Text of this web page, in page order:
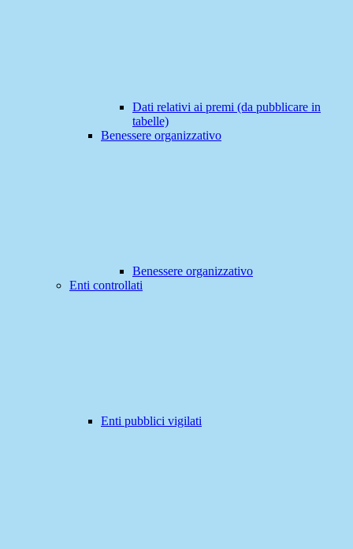
Dati relativi ai premi (da pubblicare in
tabelle)
Benessere organizzativo
Benessere organizzativo
Enti controllati
Enti pubblici vigilati